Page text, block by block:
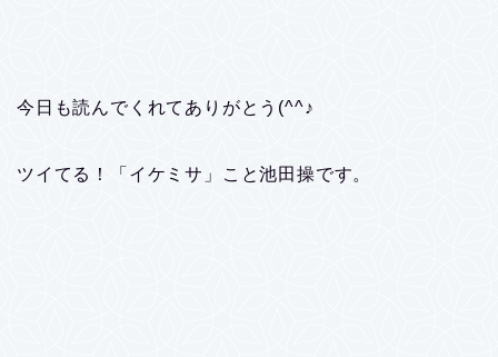
今日も読んでくれてありがとう(^^♪
ツイてる！「イケミサ」こと池田操です。